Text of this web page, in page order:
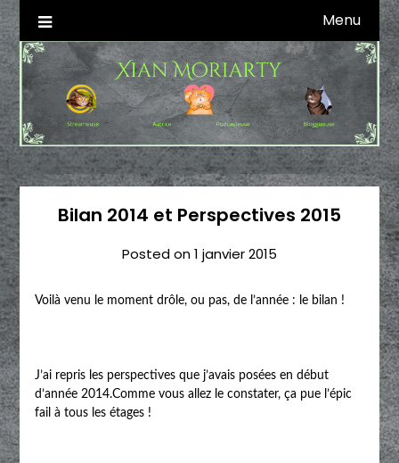
Skip
to
content
Xian Moriarty
Autrice SFFF & Blogueuse & Streameuse Menu
Bilan 2014 et Perspectives 2015
Posted on1 janvier 2015
Voilà venu le moment drôle, ou pas, de l’année : le bilan !
J’ai repris les perspectives que j’avais posées en début
d’année 2014.Comme vous allez le constater, ça pue l’épic
fail à tous les étages !